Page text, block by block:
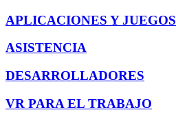
APLICACIONES Y JUEGOS
ASISTENCIA
DESARROLLADORES
VR PARA EL TRABAJO